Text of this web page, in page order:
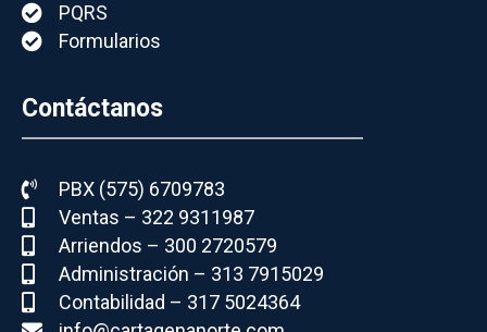
PQRS
Formularios
Contáctanos
PBX (575) 6709783
Ventas – 322 9311987
Arriendos – 300 2720579
Administración – 313 7915029
Contabilidad – 317 5024364